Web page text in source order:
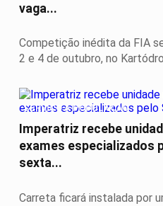
vaga...
Competição inédita da FIA
2 e 4 de outubro, no
SERVIÇO A POPULAÇÃO
Imperatriz recebe
exames especializados
sexta...
Carreta ficará instalada por